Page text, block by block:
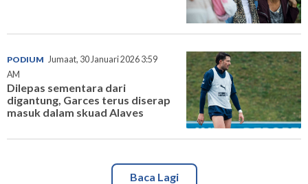
PODIUM Jumaat, 30 Januari 2026 3:59
AM
Dilepas sementara dari
digantung, Garces terus diserap
masuk dalam skuad Alaves
Baca Lagi